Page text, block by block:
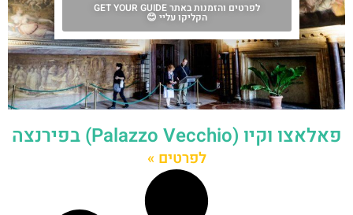
פאלאצו וקיו (Palazzo Vecchio) בפירנצה
לפרטים »
לפרטים והזמנות באתר GET YOUR GUIDE
הקליקו עליי 😊